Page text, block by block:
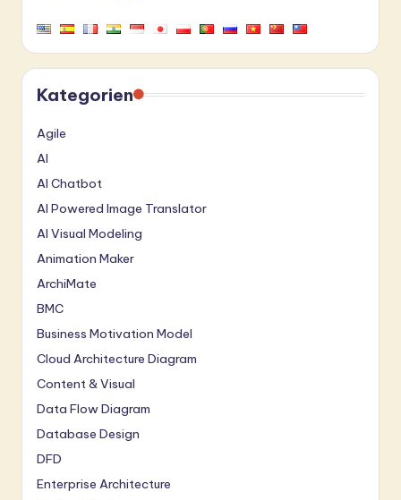
Kategorien
Agile
AI
AI Chatbot
AI Powered Image Translator
AI Visual Modeling
Animation Maker
ArchiMate
BMC
Business Motivation Model
Cloud Architecture Diagram
Content & Visual
Data Flow Diagram
Database Design
DFD
Enterprise Architecture